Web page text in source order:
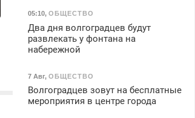
05:10, ОБЩЕСТВО
Два дня волгоградцев будут
развлекать у фонтана на
набережной
7 Авг, ОБЩЕСТВО
Волгоградцев зовут на бесплатные
мероприятия в центре города